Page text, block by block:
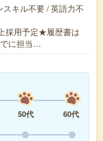
キル不要 / 英語力不
採用予定★履歴書は
に担当…
50代
60代